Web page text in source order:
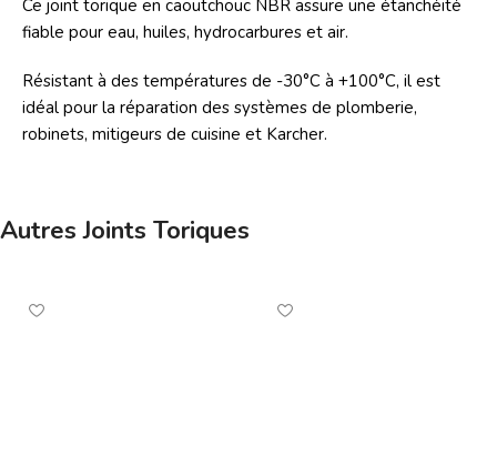
Ce joint torique en caoutchouc NBR assure une étanchéité
fiable pour eau, huiles, hydrocarbures et air.
Résistant à des températures de -30°C à +100°C, il est
idéal pour la réparation des systèmes de plomberie,
robinets, mitigeurs de cuisine et Karcher.
Autres Joints Toriques